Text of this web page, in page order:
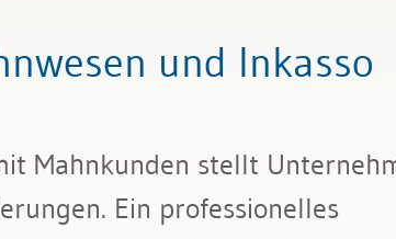
und Inkasso
Mahnkunden stellt
Ein professionelles